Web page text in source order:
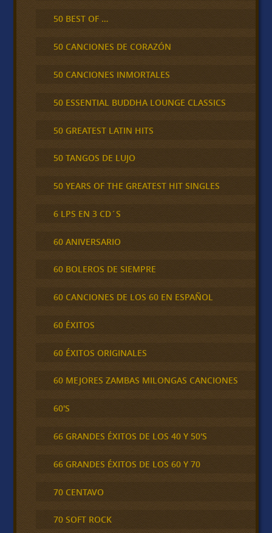
50 BEST OF …
50 CANCIONES DE CORAZÓN
50 CANCIONES INMORTALES
50 ESSENTIAL BUDDHA LOUNGE CLASSICS
50 GREATEST LATIN HITS
50 TANGOS DE LUJO
50 YEARS OF THE GREATEST HIT SINGLES
6 LPS EN 3 CD´S
60 ANIVERSARIO
60 BOLEROS DE SIEMPRE
60 CANCIONES DE LOS 60 EN ESPAÑOL
60 ÉXITOS
60 ÉXITOS ORIGINALES
60 MEJORES ZAMBAS MILONGAS CANCIONES
60'S
66 GRANDES ÉXITOS DE LOS 40 Y 50'S
66 GRANDES ÉXITOS DE LOS 60 Y 70
70 CENTAVO
70 SOFT ROCK